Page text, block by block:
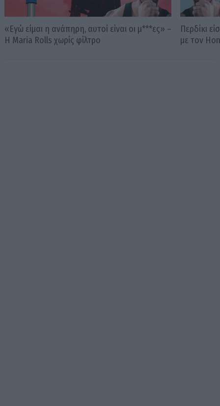
«Εγώ είμαι η ανάπηρη, αυτοί είναι οι μ***ες» –
Η Maria Rolls χωρίς φίλτρο
Περδίκι
με τον